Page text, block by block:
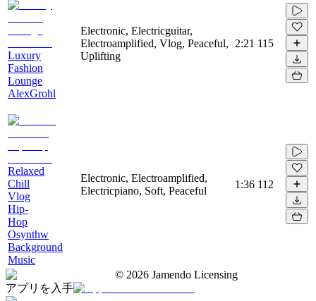
Luxury
Fashion
Lounge
AlexGrohl
Electronic, Electricguitar,
Electroamplified, Vlog, Peaceful,
Uplifting
2:21 115
Relaxed
Chill
Vlog
Hip-
Hop
Osynthw
Background
Music
Electronic, Electroamplified,
Electricpiano, Soft, Peaceful
1:36 112
© 2026 Jamendo Licensing
アプリを入手